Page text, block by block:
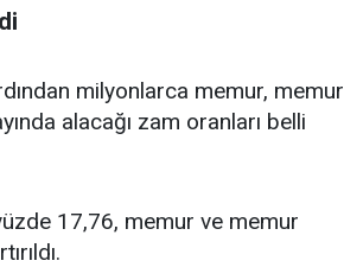
milyonlarca memur, memur
alacağı zam oranları belli
17,76, memur ve memur